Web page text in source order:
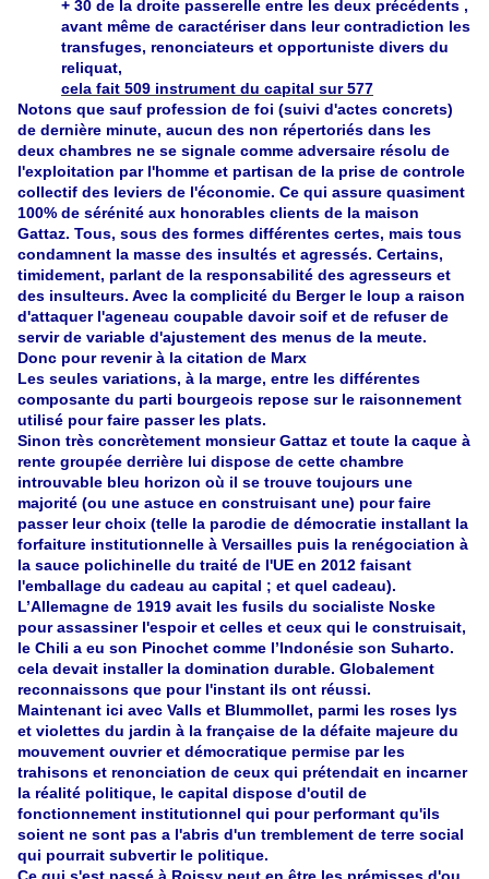
+ 30 de la droite passerelle entre les deux précédents ,
avant même de caractériser dans leur contradiction les
transfuges, renonciateurs et opportuniste divers du
reliquat,
cela fait 509 instrument du capital sur 577
Notons que sauf profession de foi (suivi d'actes concrets)
de dernière minute, aucun des non répertoriés dans les
deux chambres ne se signale comme adversaire résolu de
l'exploitation par l'homme et partisan de la prise de controle
collectif des leviers de l'économie. Ce qui assure quasiment
100% de sérénité aux honorables clients de la maison
Gattaz. Tous, sous des formes différentes certes, mais tous
condamnent la masse des insultés et agressés. Certains,
timidement, parlant de la responsabilité des agresseurs et
des insulteurs. Avec la complicité du Berger le loup a raison
d'attaquer l'ageneau coupable davoir soif et de refuser de
servir de variable d'ajustement des menus de la meute.
Donc pour revenir à la citation de Marx
Les seules variations, à la marge, entre les différentes
composante du parti bourgeois repose sur le raisonnement
utilisé pour faire passer les plats.
Sinon très concrètement monsieur Gattaz et toute la caque à
rente groupée derrière lui dispose de cette chambre
introuvable bleu horizon où il se trouve toujours une
majorité (ou une astuce en construisant une) pour faire
passer leur choix (telle la parodie de démocratie installant la
forfaiture institutionnelle à Versailles puis la renégociation à
la sauce polichinelle du traité de l'UE en 2012 faisant
l'emballage du cadeau au capital ; et quel cadeau).
L’Allemagne de 1919 avait les fusils du socialiste Noske
pour assassiner l'espoir et celles et ceux qui le construisait,
le Chili a eu son Pinochet comme l’Indonésie son Suharto.
cela devait installer la domination durable. Globalement
reconnaissons que pour l'instant ils ont réussi.
Maintenant ici avec Valls et Blummollet, parmi les roses lys
et violettes du jardin à la française de la défaite majeure du
mouvement ouvrier et démocratique permise par les
trahisons et renonciation de ceux qui prétendait en incarner
la réalité politique, le capital dispose d'outil de
fonctionnement institutionnel qui pour performant qu'ils
soient ne sont pas a l'abris d'un tremblement de terre social
qui pourrait subvertir le politique.